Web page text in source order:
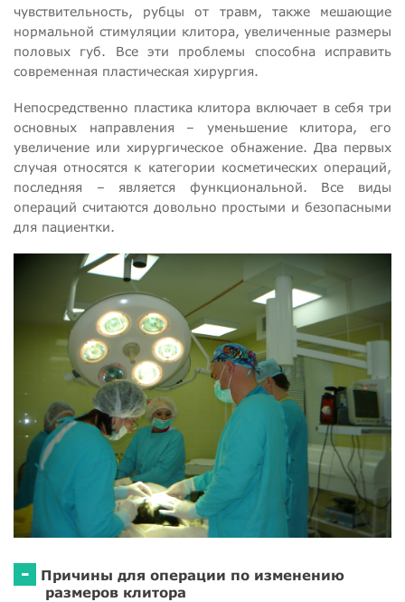
чувствительность, рубцы от травм, также мешающие
нормальной стимуляции клитора, увеличенные размеры
половых губ. Все эти проблемы способна исправить
современная пластическая хирургия.
Непосредственно пластика клитора включает в себя три
основных направления – уменьшение клитора, его
увеличение или хирургическое обнажение. Два первых
случая относятся к категории косметических операций,
последняя – является функциональной. Все виды
операций считаются довольно простыми и безопасными
для пациентки.
-
Причины для операции по изменению
размеров клитора